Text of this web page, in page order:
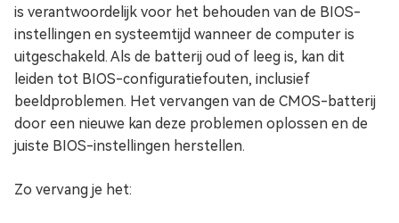
is verantwoordelijk voor het behouden van de BIOS-
instellingen en systeemtijd wanneer de computer is
uitgeschakeld. Als de batterij oud of leeg is, kan dit
leiden tot BIOS-configuratiefouten, inclusief
beeldproblemen. Het vervangen van de CMOS-batterij
door een nieuwe kan deze problemen oplossen en de
juiste BIOS-instellingen herstellen.
Zo vervang je het: